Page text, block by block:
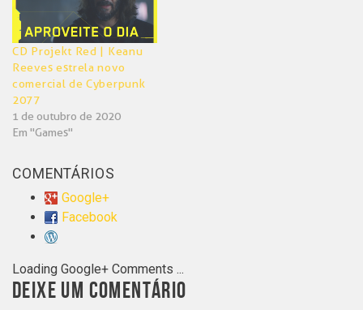
CD Projekt Red | Keanu
Reeves estrela novo
comercial de Cyberpunk
2077
1 de outubro de 2020
Em "Games"
COMENTÁRIOS
Google+
Facebook
Loading Google+ Comments ...
DEIXE UM COMENTÁRIO